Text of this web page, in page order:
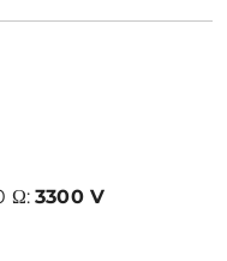
Ω:3300 V